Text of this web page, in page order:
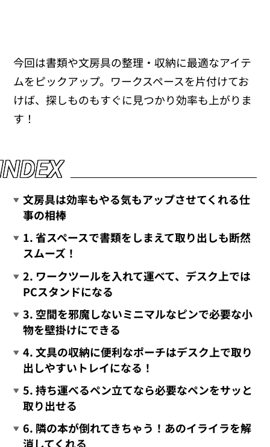
今回は書類や文房具の整理・収納に最適なアイテ
ムをピックアップ。ワークスペースを片付けてお
けば、探しものもすぐに見つかり効率も上がりま
す！
NDEX
文房具は効率もやる気もアップさせてくれる仕
事の相棒
1. 省スペースで書類をしまえて取り出しも断然
スムーズ！
2. ワークツールを入れて運べて、デスク上では
PCスタンドになる
3. 空間を邪魔しないミニマルなピンで必要な小
物を壁掛けにできる
4. 文具の収納に便利なポーチはデスク上で取り
出しやすいトレイになる！
5. 持ち運べるペン立てなら必要なペンをサッと
取り出せる
6. 隣の本が倒れてきちゃう！あのイライラを解
消してくれる